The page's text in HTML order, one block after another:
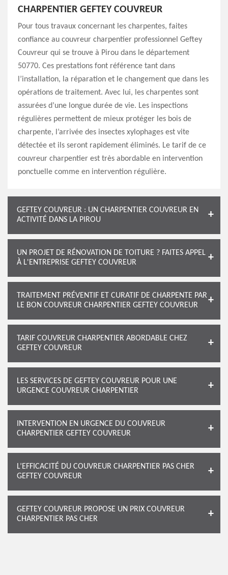
CHARPENTIER GEFTEY COUVREUR
Pour tous travaux concernant les charpentes, faites
confiance au couvreur charpentier professionnel Geftey
Couvreur qui se trouve à Pirou dans le département
50770. Ces prestations font référence tant dans
l’installation, la réparation et le changement que dans les
opérations de traitement. Avec lui, les charpentes sont
assurées d’une longue durée de vie. Les inspections
régulières permettent de mieux protéger les bois de
charpente, l’arrivée des insectes xylophages est vite
détectée et ils seront rapidement éliminés. Le tarif de ce
couvreur charpentier est très abordable en intervention
ponctuelle comme en intervention régulière.
GEFTEY COUVREUR : UN CHARPENTIER COUVREUR EN
ACTIVITÉ DANS LA PIROU
UN PROJET DE RÉNOVATION DE TOITURE ? FAITES APPEL
À L'ENTREPRISE GEFTEY COUVREUR
TRAITEMENT PRÉVENTIF ET CURATIF DE CHARPENTE PAR
LE BON COUVREUR CHARPENTIER GEFTEY COUVREUR
TARIF COUVREUR CHARPENTIER ABORDABLE CHEZ
GEFTEY COUVREUR
LES SERVICES DE GEFTEY COUVREUR POUR UNE
URGENCE COUVREUR CHARPENTIER
INTERVENTION EN URGENCE DU COUVREUR
CHARPENTIER GEFTEY COUVREUR
L’EFFICACITÉ DU COUVREUR CHARPENTIER PAS CHER
GEFTEY COUVREUR
GEFTEY COUVREUR PROPOSE UN PRIX COUVREUR
CHARPENTIER PAS CHER